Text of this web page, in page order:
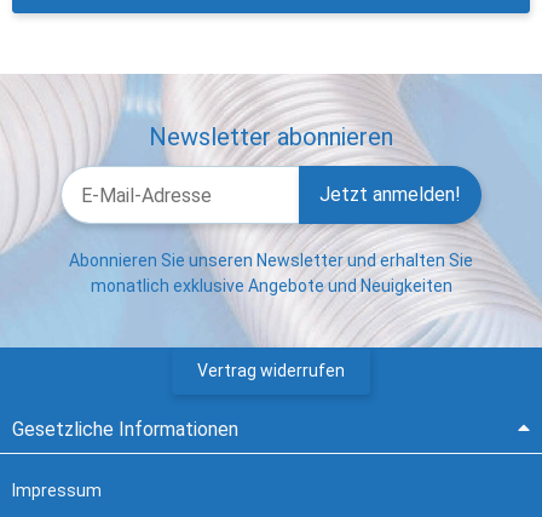
Newsletter abonnieren
Jetzt anmelden!
Abonnieren Sie unseren Newsletter und erhalten Sie
monatlich exklusive Angebote und Neuigkeiten
Vertrag widerrufen
Gesetzliche Informationen
Impressum